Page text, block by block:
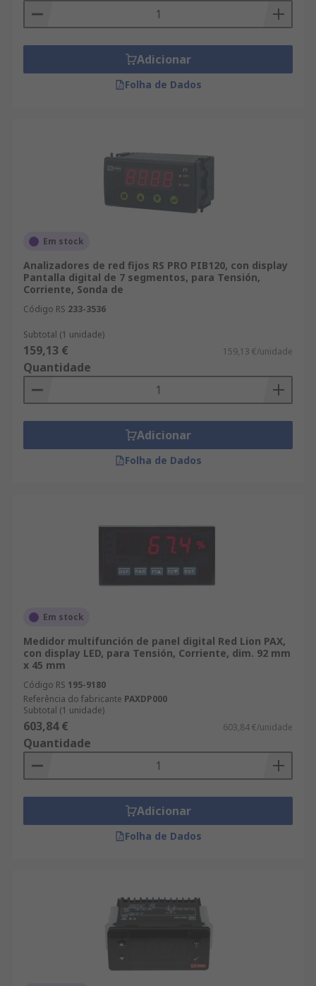
Adicionar
Folha de Dados
Em stock
Analizadores de red fijos RS PRO PIB120, con display
Pantalla digital de 7 segmentos, para Tensión,
Corriente, Sonda de
Código RS 233-3536
Subtotal (1 unidade)
159,13 € 159,13 €/unidade
Quantidade
Adicionar
Folha de Dados
Em stock
Medidor multifunción de panel digital Red Lion PAX,
con display LED, para Tensión, Corriente, dim. 92 mm
x 45 mm
Código RS 195-9180
Referência do fabricante PAXDP000
Subtotal (1 unidade)
603,84 € 603,84 €/unidade
Quantidade
Adicionar
Folha de Dados